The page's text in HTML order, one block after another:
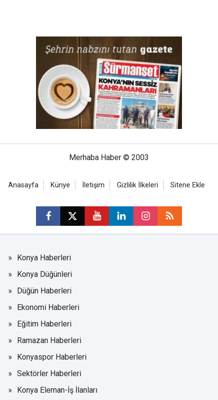
Merhaba Haber © 2003
Anasayfa Künye İletişim Gizlilik İlkeleri Sitene Ekle
Konya Haberleri
Konya Düğünleri
Düğün Haberleri
Ekonomi Haberleri
Eğitim Haberleri
Ramazan Haberleri
Konyaspor Haberleri
Sektörler Haberleri
Konya Eleman-İş İlanları